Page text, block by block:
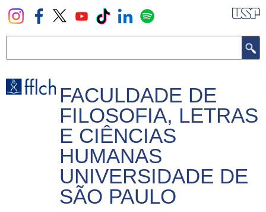
Pular
para
principal
FACULDADE DE
FILOSOFIA, LETRAS
E CIÊNCIAS
HUMANAS
UNIVERSIDADE DE
SÃO PAULO